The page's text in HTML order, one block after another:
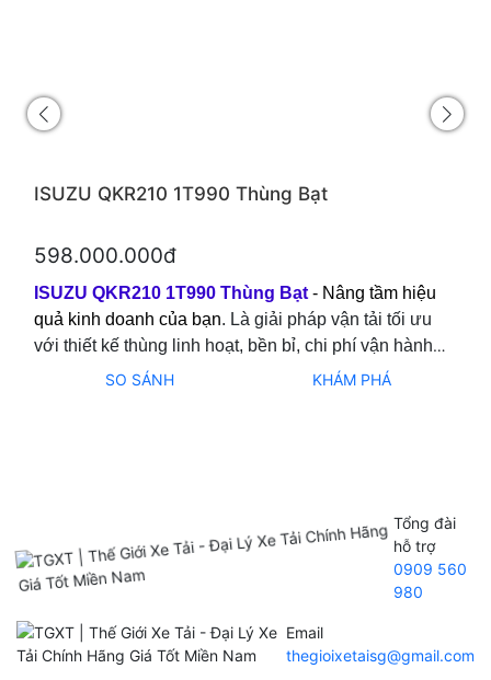
ISUZU QKR210 1T990 Thùng Bạt
598.000.000đ
ISUZU QKR210 1T990 Thùng Bạt - Nâng tầm hiệu
quả kinh doanh của bạn. Là giải pháp vận tải tối ưu
với thiết kế thùng linh hoạt, bền bỉ, chi phí vận hành
SO SÁNH KHÁM PHÁ
Tổng đài
hỗ trợ
0909 560
980
Email
thegioixetaisg@gmail.com